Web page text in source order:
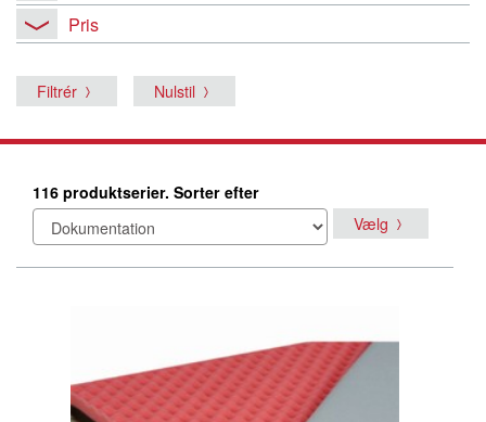
Pris
Filtrér Nulstil
116 produktserier. Sorter efter
Vælg